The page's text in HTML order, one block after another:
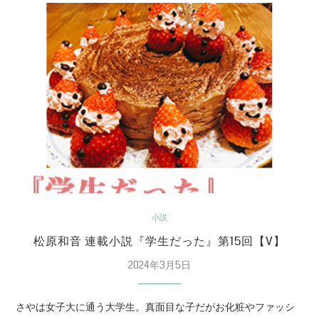
小説
松原和音 連載小説『学生だった』第15回【V】
2024年3月5日
さやは女子大に通う大学生。真面目な子だがお化粧やファッシ